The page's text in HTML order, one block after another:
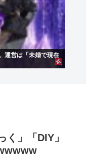
運営は「未婚で現在
」「DIY」